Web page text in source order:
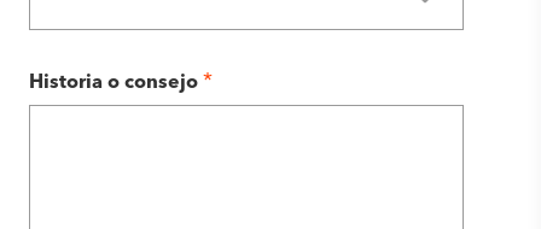
Historia o consejo *